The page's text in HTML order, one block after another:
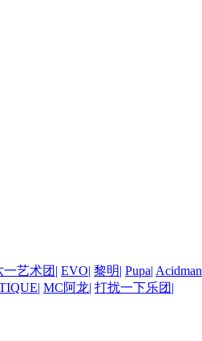
艺术团 | EVO| 黎明| Pupa| Acidman
| MC阿龙| 打扰一下乐团 |